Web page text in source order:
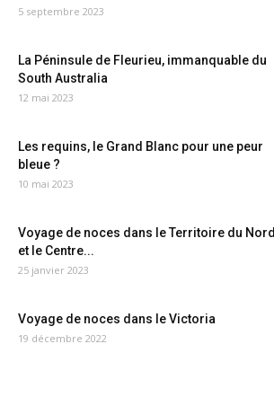
5 septembre 2023
La Péninsule de Fleurieu, immanquable du
South Australia
12 mai 2023
Les requins, le Grand Blanc pour une peur
bleue ?
10 mai 2023
Voyage de noces dans le Territoire du Nord
et le Centre...
25 janvier 2023
Voyage de noces dans le Victoria
19 décembre 2022